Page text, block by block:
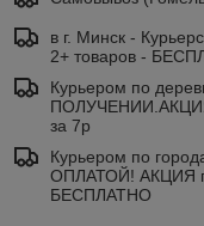
в г. Минск -
2+ товаров -
Курьером по
ПОЛУЧЕНИИ.АКЦИЯ:
за 7р
Курьером по
ОПЛАТОЙ! АКЦИЯ
БЕСПЛАТНО